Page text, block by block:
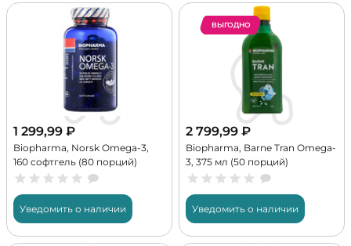
1 299,99 ₽
Biopharma, Norsk Omega-3,
160 софтгель (80 порций)
Уведомить о наличии
ВЫГОДНО
2 799,99 ₽
Biopharma, Barne Tran Omega-
3, 375 мл (50 порций)
Уведомить о наличии